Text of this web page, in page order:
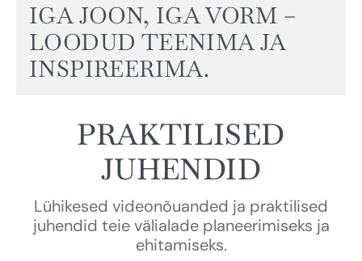
IGA JOON, IGA VORM –
LOODUD TEENIMA JA
INSPIREERIMA.
PRAKTILISED
JUHENDID
Lühikesed videonõuanded ja praktilised
juhendid teie välialade planeerimiseks ja
ehitamiseks.